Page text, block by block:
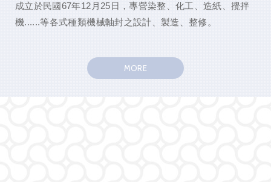
成立於民國67年12月25日，專營染整、化工、造紙、攪拌
機......等各式種類機械軸封之設計、製造、整修。
本公司在40年以上實務經驗的基礎上，精益求精，期待能
為廠商生產更優良合適的產品、提供更完善的服務為我們
MORE